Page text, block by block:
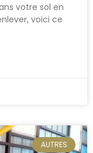
votre sol en
voici ce
AUTRES